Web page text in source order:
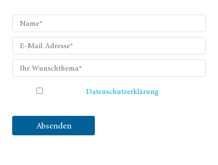
Datenschutzerklärung
Absenden